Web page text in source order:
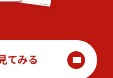
てみる